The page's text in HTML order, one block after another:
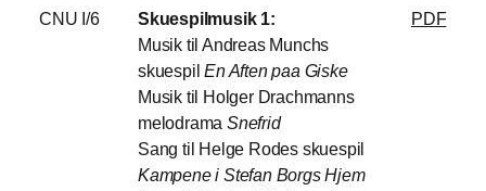
CNU I/6
Skuespilmusik 1:
Musik til Andreas Munchs
skuespil En Aften paa Giske
Musik til Holger Drachmanns
melodramaSnefrid
Sang til Helge Rodes skuespil
Kampene i Stefan Borgs Hjem
PDF